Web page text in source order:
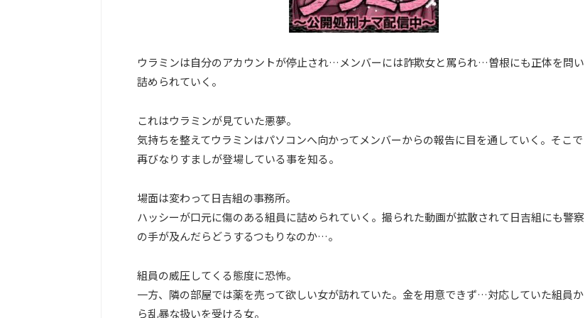
ウラミンは自分のアカウントが停止され…メンバーには詐欺女と罵られ…曽根にも正体を問い
詰められていく。
これはウラミンが見ていた悪夢。
気持ちを整えてウラミンはパソコンへ向かってメンバーからの報告に目を通していく。そこで
再びなりすましが登場している事を知る。
場面は変わって日吉組の事務所。
ハッシーが口元に傷のある組員に詰められていく。撮られた動画が拡散されて日吉組にも警察
の手が及んだらどうするつもりなのか…。
組員の威圧してくる態度に恐怖。
一方、隣の部屋では薬を売って欲しい女が訪れていた。金を用意できず…対応していた組員か
ら乱暴な扱いを受ける女。